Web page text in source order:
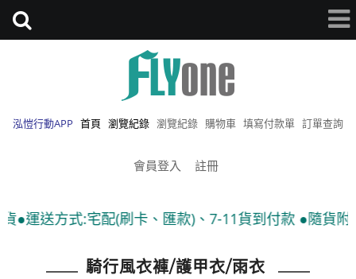
泓愷行動APP 首頁 瀏覽紀錄 瀏覽紀錄 購物車 填寫付款單 訂單查詢
會員登入 註冊
(刷卡、匯款)、7-11貨到付款 ●隨貨附發票
騎行風衣褲/護甲衣/雨衣